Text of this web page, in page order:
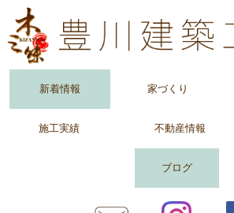
新着情報 家づくり
施工実績 不動産情報
ブログ